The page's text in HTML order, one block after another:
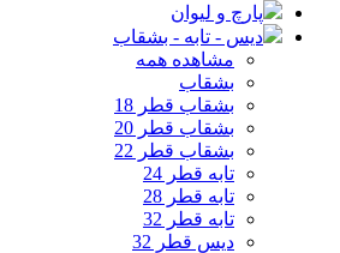
پارچ و لیوان
دیس - تابه - بشقاب
مشاهده همه
بشقاب
بشقاب قطر 18
بشقاب قطر 20
بشقاب قطر 22
تابه قطر 24
تابه قطر 28
تابه قطر 32
دیس قطر 32